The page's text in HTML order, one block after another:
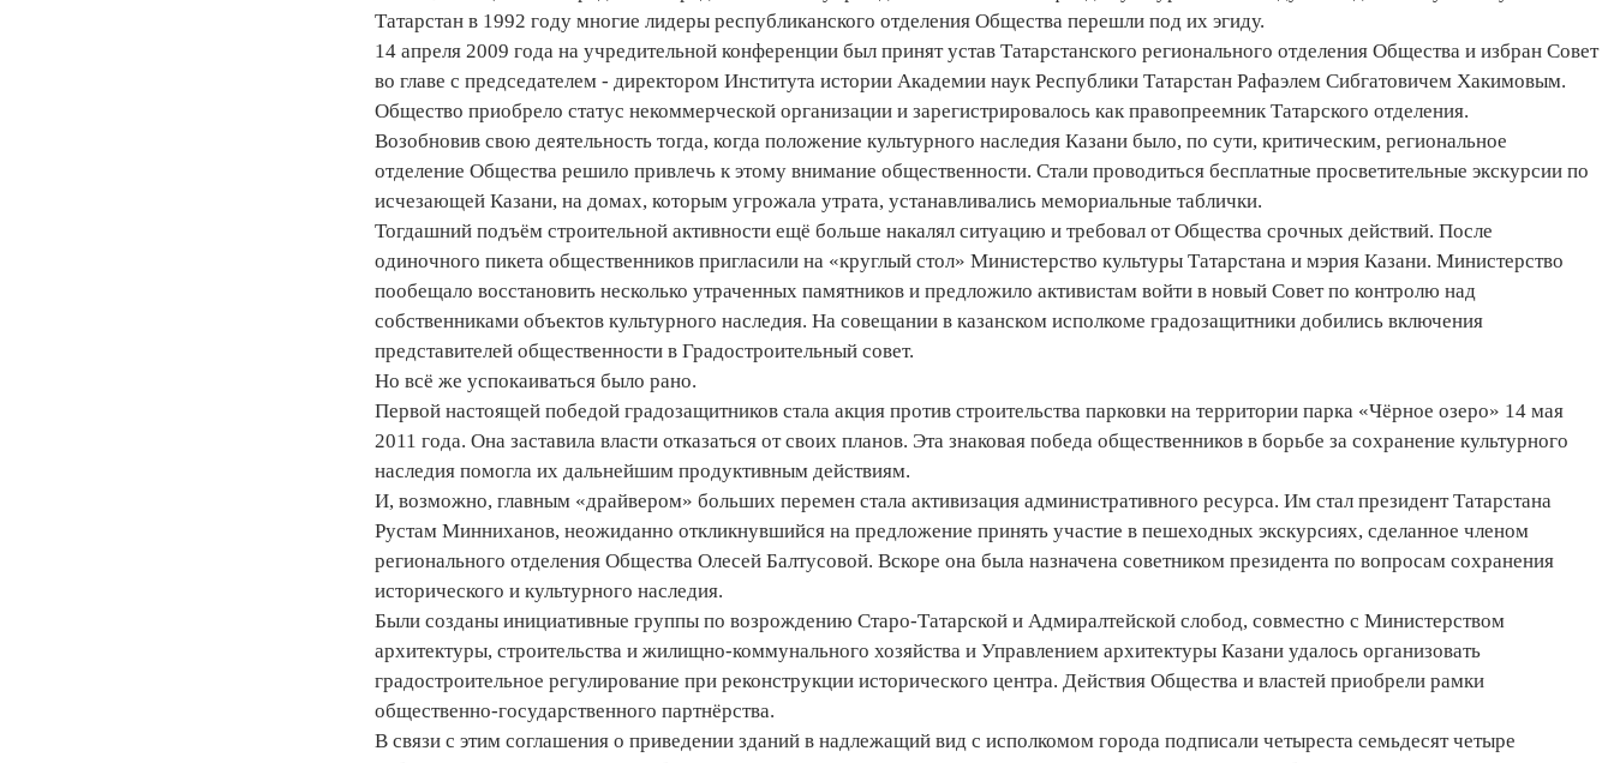
Татарстан в 1992 году многие лидеры республиканского отделения Общества перешли под их эгиду.
14 апреля 2009 года на учредительной конференции был принят устав Татарстанского регионального отделения Общества и избран Совет
во главе с председателем - директором Института истории Академии наук Республики Татарстан Рафаэлем Сибгатовичем Хакимовым.
Общество приобрело статус некоммерческой организации и зарегистрировалось как правопреемник Татарского отделения.
Возобновив свою деятельность тогда, когда положение культурного наследия Казани было, по сути, критическим, региональное
отделение Общества решило привлечь к этому внимание общественности. Стали проводиться бесплатные просветительные экскурсии по
исчезающей Казани, на домах, которым угрожала утрата, устанавливались мемориальные таблички.
Тогдашний подъём строительной активности ещё больше накалял ситуацию и требовал от Общества срочных действий. После
одиночного пикета общественников пригласили на «круглый стол» Министерство культуры Татарстана и мэрия Казани. Министерство
пообещало восстановить несколько утраченных памятников и предложило активистам войти в новый Совет по контролю над
собственниками объектов культурного наследия. На совещании в казанском исполкоме градозащитники добились включения
представителей общественности в Градостроительный совет.
Но всё же успокаиваться было рано.
Первой настоящей победой градозащитников стала акция против строительства парковки на территории парка «Чёрное озеро» 14 мая
2011 года. Она заставила власти отказаться от своих планов. Эта знаковая победа общественников в борьбе за сохранение культурного
наследия помогла их дальнейшим продуктивным действиям.
И, возможно, главным «драйвером» больших перемен стала активизация административного ресурса. Им стал президент Татарстана
Рустам Минниханов, неожиданно откликнувшийся на предложение принять участие в пешеходных экскурсиях, сделанное членом
регионального отделения Общества Олесей Балтусовой. Вскоре она была назначена советником президента по вопросам сохранения
исторического и культурного наследия.
Были созданы инициативные группы по возрождению Старо-Татарской и Адмиралтейской слобод, совместно с Министерством
архитектуры, строительства и жилищно-коммунального хозяйства и Управлением архитектуры Казани удалось организовать
градостроительное регулирование при реконструкции исторического центра. Действия Общества и властей приобрели рамки
общественно-государственного партнёрства.
В связи с этим соглашения о приведении зданий в надлежащий вид с исполкомом города подписали четыреста семьдесят четыре